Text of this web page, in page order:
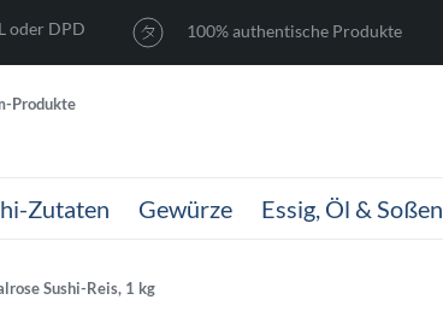
oder DPD 100% authentische Produkte
Produkte
Zutaten Gewürze Essig, Öl & Soßen
Sushi-Reis, 1 kg